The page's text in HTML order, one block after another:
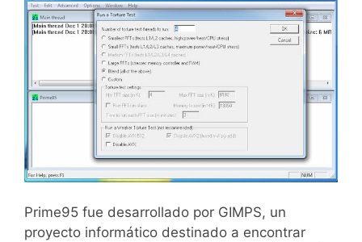
Prime95 fue desarrollado por GIMPS, un
proyecto informático destinado a encontrar